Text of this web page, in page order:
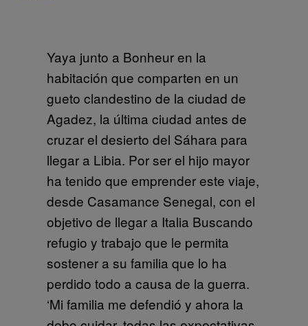
Yaya junto a Bonheur en la
habitación que comparten en un
gueto clandestino de la ciudad de
Agadez, la última ciudad antes de
cruzar el desierto del Sáhara para
llegar a Libia. Por ser el hijo mayor
ha tenido que emprender este viaje,
desde Casamance Senegal, con el
objetivo de llegar a Italia Buscando
refugio y trabajo que le permita
sostener a su familia que lo ha
perdido todo a causa de la guerra.
‘Mi familia me defendió y ahora la